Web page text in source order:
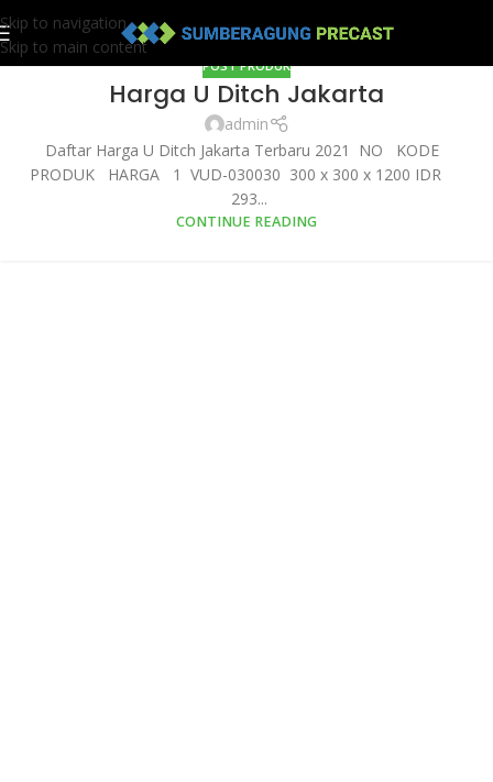
Skip to navigation
Skip to main content
POST PRODUK
Harga U Ditch Jakarta
admin
Daftar Harga U Ditch Jakarta Terbaru 2021 NO KODE
PRODUK HARGA 1 VUD-030030 300 x 300 x 1200 IDR
293...
CONTINUE READING